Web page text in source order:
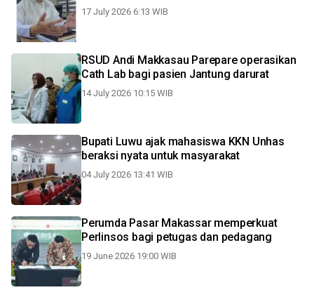
17 July 2026 6:13 WIB
RSUD Andi Makkasau Parepare operasikan
Cath Lab bagi pasien Jantung darurat
14 July 2026 10:15 WIB
Bupati Luwu ajak mahasiswa KKN Unhas
beraksi nyata untuk masyarakat
04 July 2026 13:41 WIB
Perumda Pasar Makassar memperkuat
Perlinsos bagi petugas dan pedagang
19 June 2026 19:00 WIB